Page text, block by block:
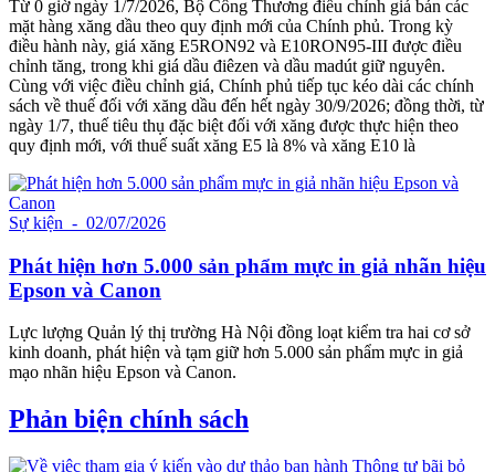
Từ 0 giờ ngày 1/7/2026, Bộ Công Thương điều chỉnh giá bán các
mặt hàng xăng dầu theo quy định mới của Chính phủ. Trong kỳ
điều hành này, giá xăng E5RON92 và E10RON95-III được điều
chỉnh tăng, trong khi giá dầu điêzen và dầu madút giữ nguyên.
Cùng với việc điều chỉnh giá, Chính phủ tiếp tục kéo dài các chính
sách về thuế đối với xăng dầu đến hết ngày 30/9/2026; đồng thời, từ
ngày 1/7, thuế tiêu thụ đặc biệt đối với xăng được thực hiện theo
quy định mới, với thuế suất xăng E5 là 8% và xăng E10 là
Sự kiện - 02/07/2026
Phát hiện hơn 5.000 sản phẩm mực in giả nhãn hiệu
Epson và Canon
Lực lượng Quản lý thị trường Hà Nội đồng loạt kiểm tra hai cơ sở
kinh doanh, phát hiện và tạm giữ hơn 5.000 sản phẩm mực in giả
mạo nhãn hiệu Epson và Canon.
Phản biện chính sách